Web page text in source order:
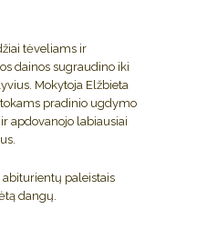
tėveliams ir
dainos sugraudino iki
Mokytoja Elžbieta
pradinio ugdymo
apdovanojo labiausiai
paleistais
dangų.